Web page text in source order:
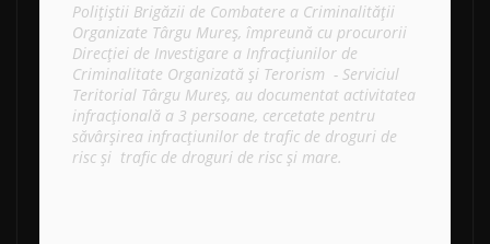
Polițiștii Brigăzii de Combatere a Criminalității
Organizate Târgu Mureș, împreună cu procurorii
Direcției de Investigare a Infracțiunilor de
Criminalitate Organizată și Terorism  - Serviciul
Teritorial Târgu Mureș, au documentat activitatea
infracțională a 3 persoane, cercetate pentru
săvârșirea infracțiunilor de trafic de droguri de
risc și  trafic de droguri de risc și mare.